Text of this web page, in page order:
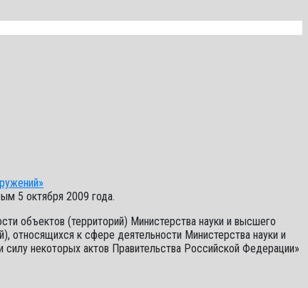
5 октября 2009 года.
объектов (территорий) Министерства науки и высшего
относящихся к сфере деятельности Министерства науки и
некоторых актов Правительства Российской Федерации»